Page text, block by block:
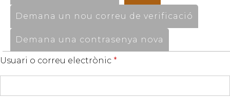
Demana un nou correu de verificació
Demana una contrasenya nova
Usuari o correu electrònic *